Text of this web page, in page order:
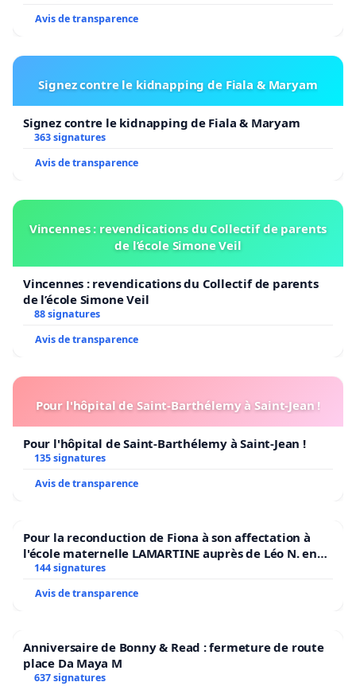
Avis de transparence
Signez contre le kidnapping de Fiala & Maryam
Signez contre le kidnapping de Fiala & Maryam
363 signatures
Avis de transparence
Vincennes : revendications du Collectif de parents
de l’école Simone Veil
Vincennes : revendications du Collectif de parents
de l’école Simone Veil
88 signatures
Avis de transparence
Pour l'hôpital de Saint-Barthélemy à Saint-Jean !
Pour l'hôpital de Saint-Barthélemy à Saint-Jean !
135 signatures
Avis de transparence
Pour la reconduction de Fiona à son affectation à
l'école maternelle LAMARTINE auprès de Léo N. en
2026/2027
144 signatures
Avis de transparence
Anniversaire de Bonny & Read : fermeture de route
place Da Maya M
637 signatures